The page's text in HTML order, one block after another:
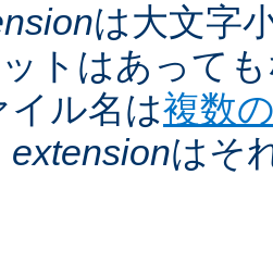
は大文字
トはあって
イル名は複数
extensionはそ